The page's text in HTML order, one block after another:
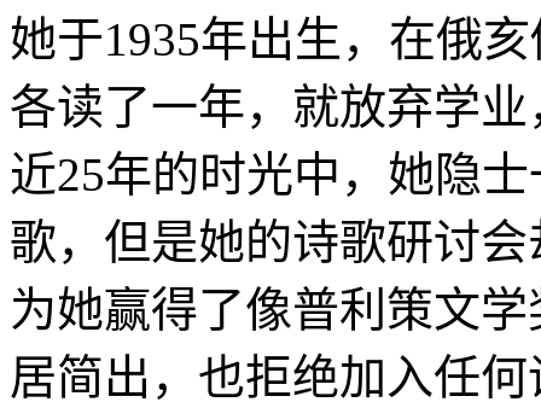
她于1935年出生，在俄
各读了一年，就放弃学
近25年的时光中，她隐
歌，但是她的诗歌研讨
为她赢得了像普利策文
居简出，也拒绝加入任